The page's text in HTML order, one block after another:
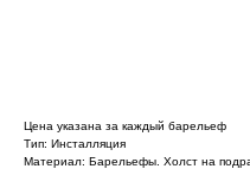
Цена указана за каждый барельеф
Тип: Инсталляция
Материал: Барельефы. Холст на